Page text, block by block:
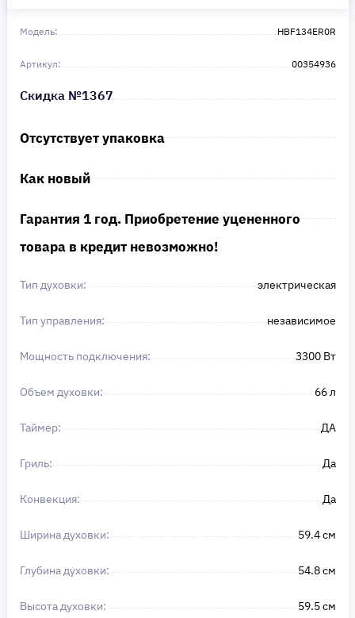
Модель: HBF134ER0R
Артикул: 00354936
Скидка №1367
Отсутствует упаковка
Как новый
Гарантия 1 год. Приобретение уцененного
товара в кредит невозможно!
Тип духовки: электрическая
Тип управления: независимое
Мощность подключения: 3300 Вт
Объем духовки: 66 л
Таймер: ДА
Гриль: Да
Конвекция: Да
Ширина духовки: 59.4 см
Глубина духовки: 54.8 см
Высота духовки: 59.5 см